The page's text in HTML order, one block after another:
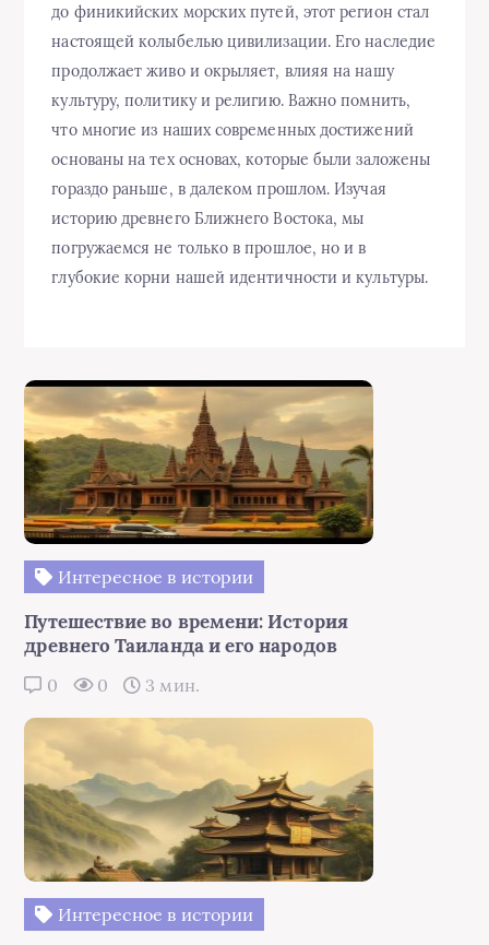
до финикийских морских путей, этот регион стал
настоящей колыбелью цивилизации. Его наследие
продолжает живо и окрыляет, влияя на нашу
культуру, политику и религию. Важно помнить,
что многие из наших современных достижений
основаны на тех основах, которые были заложены
гораздо раньше, в далеком прошлом. Изучая
историю древнего Ближнего Востока, мы
погружаемся не только в прошлое, но и в
глубокие корни нашей идентичности и культуры.
Интересное в истории
Путешествие во времени: История
древнего Таиланда и его народов
0 0 3 мин.
Интересное в истории